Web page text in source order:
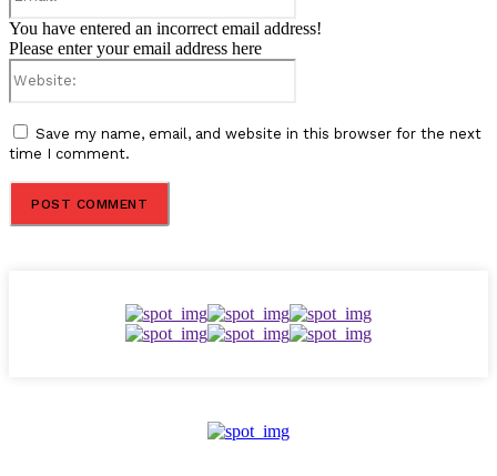
You have entered an incorrect email address!
Please enter your email address here
Save my name, email, and website in this browser for the next
time I comment.